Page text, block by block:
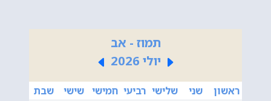
תמוז - אב
יולי 2026
ראשון שני שלישי רביעי חמישי שישי שבת